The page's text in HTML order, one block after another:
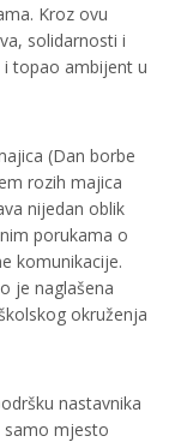
Kroz ovu
solidarnosti i
topao ambijent u
(Dan borbe
rozih majica
nijedan oblik
porukama o
komunikacije.
je naglašena
okruženja
nastavnika
samo mjesto